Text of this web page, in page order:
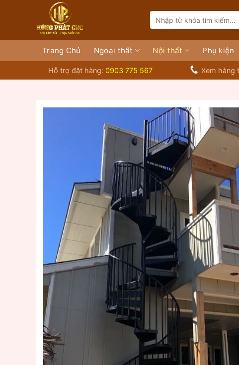
dung
for:
Trang Chủ Ngoại thất Nội thất Phụ kiện
Hỗ trợ đặt hàng: 0903 775 567 Xem hàng